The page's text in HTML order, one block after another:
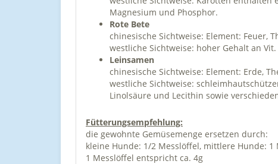
Magnesium und Phosphor.
Rote Bete
chinesische Sichtweise: Element: Feuer,
westliche Sichtweise: hoher Gehalt an
Leinsamen
chinesische Sichtweise: Element: Erde,
westliche Sichtweise:
Linolsäure und Lecithin sowie
Fütterungsempfehlung:
die gewohnte Gemüsemenge ersetzen durch:
kleine Hunde: 1/2 Messlöffel, mittlere Hunde:
1 Messlöffel entspricht ca. 4g